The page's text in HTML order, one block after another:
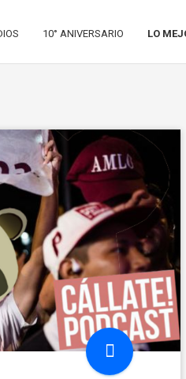
10° ANIVERSARIO LO